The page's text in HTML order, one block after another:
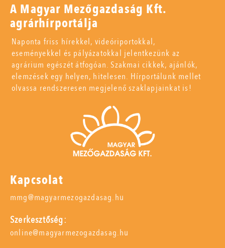
A Magyar Mezőgazdaság Kft.
agrárhírportálja
Naponta friss hírekkel, videóriportokkal,
eseményekkel és pályázatokkal jelentkezünk az
agrárium egészét átfogóan. Szakmai cikkek, ajánlók,
elemzések egy helyen, hitelesen. Hírportálunk mellet
olvassa rendszeresen megjelenő szaklapjainkat is!
Kapcsolat
mmg@magyarmezogazdasag.hu
Szerkesztőség:
online@magyarmezogazdasag.hu